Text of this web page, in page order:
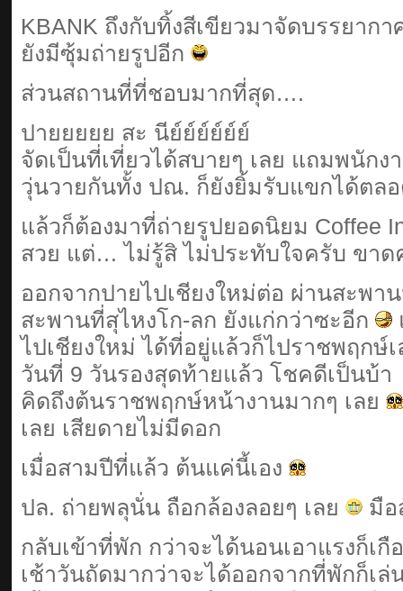
KBANK ถึงกับทิ้งสีเขียวมาจัดบรรยาก
ยังมีซุ้มถ่ายรูปอีก
ส่วนสถานที่ที่ชอบมากที่สุด….
ปายยยยย สะ นีย์ย์ย์ย์ย์ย์
จัดเป็นที่เที่ยวได้สบายๆ เลย แถมพนักง
วุ่นวายกันทั้ง ปณ. ก็ยังยิ้มรับแขกได้ตล
แล้วก็ต้องมาที่ถ่ายรูปยอดนิยม Coffee
สวย แต่… ไม่รู้สิ ไม่ประทับใจครับ ขาด
ออกจากปายไปเชียงใหม่ต่อ ผ่านสะพ
สะพานที่สุไหงโก-ลก ยังแก่กว่าซะอีก
ไปเชียงใหม่ ได้ที่อยู่แล้วก็ไปราชพฤกษ์
วันที่ 9 วันรองสุดท้ายแล้ว โชคดีเป็นบ้า
คิดถึงต้นราชพฤกษ์หน้างานมากๆ เลย
เลย เสียดายไม่มีดอก
เมื่อสามปีที่แล้ว ต้นแค่นี้เอง
ปล. ถ่ายพลุนั่น ถือกล้องลอยๆ เลย
มือ
กลับเข้าที่พัก กว่าจะได้นอนเอาแรงก็เกื
เช้าวันถัดมากว่าจะได้ออกจากที่พักก็เล่